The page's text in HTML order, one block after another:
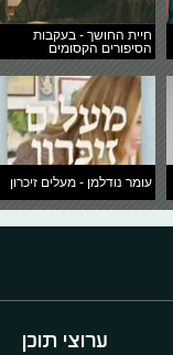
חיית החושך - בעקבות
הסיפורים הקסומים
עומר נודלמן - מעלים זיכרון
ערוצי תוכן